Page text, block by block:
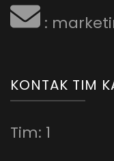
:
KONTAK TIM
Tim: 1